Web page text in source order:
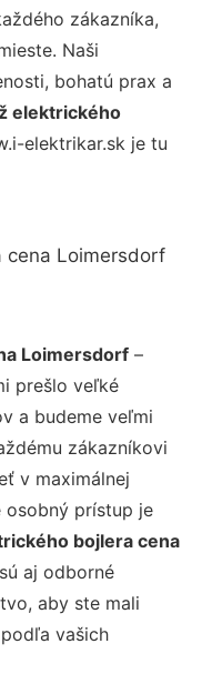
zákazníka,
Naši
bohatú prax a
elektrického
elektrikar.sk je tu
Loimersdorf –
prešlo veľké
a budeme veľmi
zákazníkovi
v maximálnej
osobný prístup je
bojlera cena
aj odborné
aby ste mali
vašich